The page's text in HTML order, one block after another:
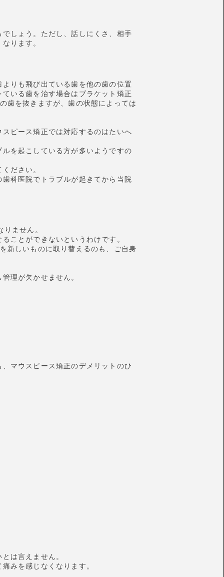
しょう。ただし、話しにくさ、相手
ります。
りも飛び出ている歯を他の歯の位置
いる歯を治す場合はブラケット矯正
歯を抜きますが、歯の状態によっては
ピース矯正では対応するのはたいへ
を起こしている方が多いようですの
ださい。
科医院でトラブルが起きてから当院
ません。
ことができないというわけです。
新しいものに取り替えるのも、ご自身
理が欠かせません。
マウスピース矯正のデメリットのひ
は言えません。
みを感じなくなります。